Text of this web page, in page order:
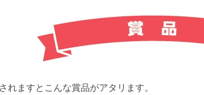
れますとこんな賞品がアタリます。